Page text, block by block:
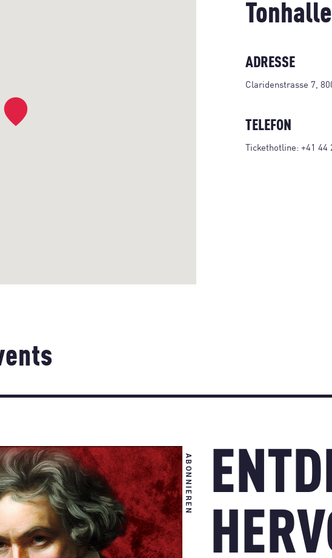
ADRESSE
Claridenstrasse 7,
TELEFON
Tickethotline: +41 44
ABONNIEREN